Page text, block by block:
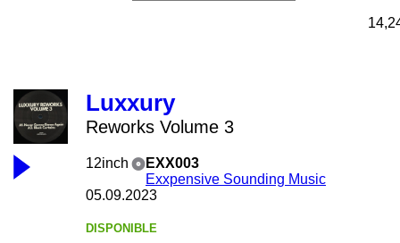
Luxxury
Reworks Volume 3
12inch
EXX003
Exxpensive Sounding Music
05.09.2023
DISPONIBLE